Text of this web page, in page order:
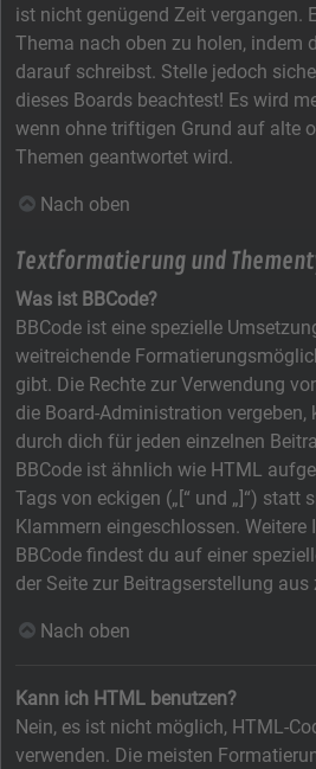
ist nicht genügend Zeit vergangen.
Thema nach oben zu holen, indem
darauf schreibst. Stelle jedoch
dieses Boards beachtest! Es wird
wenn ohne triftigen Grund auf alte
Themen geantwortet wird.
Nach oben
Textformatierung und
Was ist BBCode?
BBCode ist eine spezielle
weitreichende
gibt. Die Rechte zur Verwendung
die Board-Administration vergeben,
durch dich für jeden einzelnen
BBCode ist ähnlich wie HTML
Tags von eckigen („[“ und „]“) statt
Klammern eingeschlossen.
BBCode findest du auf einer
der Seite zur Beitragserstellung
Nach oben
Kann ich HTML benutzen?
Nein, es ist nicht möglich, HTML-
verwenden. Die meisten